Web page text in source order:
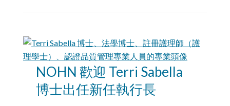
NOHN 歡迎 Terri Sabella
博士出任新任執行長